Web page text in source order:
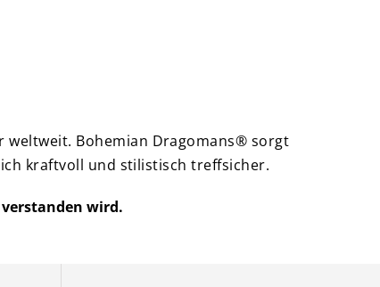
weltweit. Bohemian Dragomans® sorgt
kraftvoll und stilistisch treffsicher.
wird.